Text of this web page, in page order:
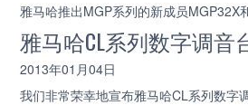
雅马哈推出MGP系列的新成员MGP32X
雅马哈CL系列数字调音
2013年01月04日
我们非常荣幸地宣布雅马哈CL系列数字